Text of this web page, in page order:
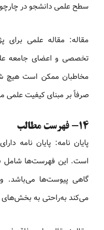
سطح علمی دانشجو در
مقاله: مقاله علمی برای
تخصصی و اعضای جامعه
مخاطبان ممکن است هیچ
صرفاً بر مبنای کیفیت علمی
14- فهرست مطالب
پایان نامه: پایان نامه
است. این فهرست‌ها شامل
گاهی پیوست‌ها می‌باشد.
می‌کند به‌راحتی به